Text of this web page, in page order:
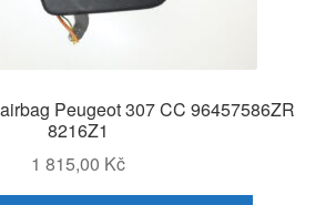
Peugeot 307 CC 96457586ZR
8216Z1
1 815,00 Kč